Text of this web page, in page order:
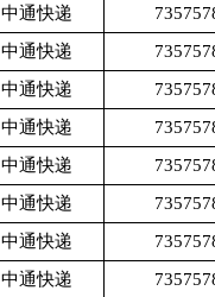
中通快递
中通快递
中通快递
中通快递
中通快递
中通快递
中通快递
中通快递